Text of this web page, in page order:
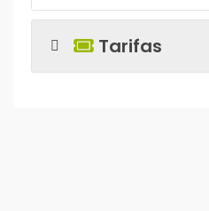
Tarifas